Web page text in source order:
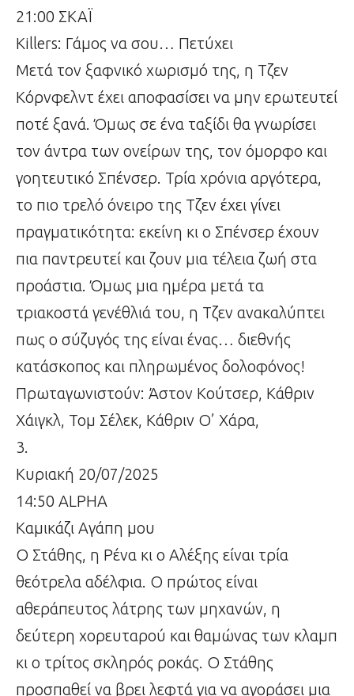
21:00 ΣΚΑΪ
Killers: Γάμος να σου… Πετύχει
Μετά τον ξαφνικό χωρισμό της, η Τζεν
Κόρνφελντ έχει αποφασίσει να μην ερωτευτεί
ποτέ ξανά. Όμως σε ένα ταξίδι θα γνωρίσει
τον άντρα των ονείρων της, τον όμορφο και
γοητευτικό Σπένσερ. Τρία χρόνια αργότερα,
το πιο τρελό όνειρο της Τζεν έχει γίνει
πραγματικότητα: εκείνη κι ο Σπένσερ έχουν
πια παντρευτεί και ζουν μια τέλεια ζωή στα
προάστια. Όμως μια ημέρα μετά τα
τριακοστά γενέθλιά του, η Τζεν ανακαλύπτει
πως ο σύζυγός της είναι ένας… διεθνής
κατάσκοπος και πληρωμένος δολοφόνος!
Πρωταγωνιστούν: Άστον Κούτσερ, Κάθριν
Χάιγκλ, Τομ Σέλεκ, Κάθριν Ο’ Χάρα,
3.
Κυριακή 20/07/2025
14:50 ALPHA
Καμικάζι Αγάπη μου
Ο Στάθης, η Ρένα κι ο Αλέξης είναι τρία
θεότρελα αδέλφια. Ο πρώτος είναι
αθεράπευτος λάτρης των μηχανών, η
δεύτερη χορευταρού και θαμώνας των κλαμπ
κι ο τρίτος σκληρός ροκάς. Ο Στάθης
προσπαθεί να βρει λεφτά για να αγοράσει μια